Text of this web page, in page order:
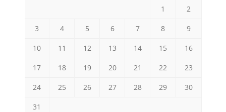
1
2
3 4 5 6 7 8 9
10 11 12 13 14 15 16
17 18 19 20 21 22 23
24 25 26 27 28 29 30
31